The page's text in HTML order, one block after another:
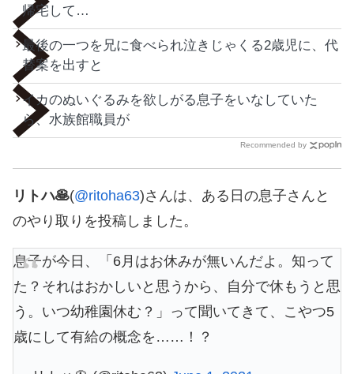
帰宅して…
最後の一つを兄に食べられ泣きじゃくる2歳児に、代
替案を出すと
イカのぬいぐるみを欲しがる息子をいなしていた
ら、水族館職員が
Recommended by
リトハ🥞(@ritoha63)さんは、ある日の息子さんと
のやり取りを投稿しました。
息子が今日、「6月はお休みが無いんだよ。知って
た？それはおかしいと思うから、自分で休もうと思
う。いつ幼稚園休む？」って聞いてきて、こやつ5
歳にして有給の概念を……！？